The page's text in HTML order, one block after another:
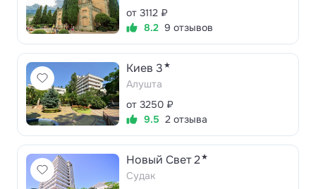
от 3112 ₽
8.2 9 отзывов
Киев 3 ★
Алушта
от 3250 ₽
9.5 2 отзыва
Новый Свет 2★
Судак